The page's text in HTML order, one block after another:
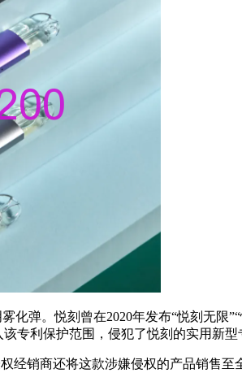
化弹。悦刻曾在2020年发布“悦刻无
专利保护范围，侵犯了悦刻的实用新型
经销商还将这款涉嫌侵权的产品销售